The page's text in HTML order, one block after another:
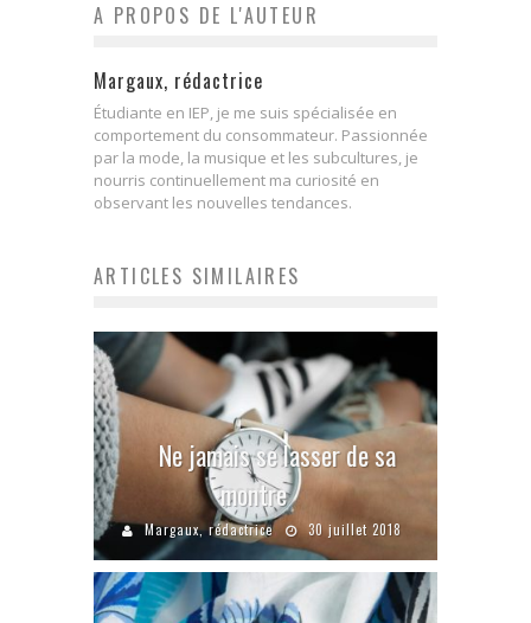
A PROPOS DE L'AUTEUR
Margaux, rédactrice
Étudiante en IEP, je me suis spécialisée en
comportement du consommateur. Passionnée
par la mode, la musique et les subcultures, je
nourris continuellement ma curiosité en
observant les nouvelles tendances.
ARTICLES SIMILAIRES
Ne jamais se lasser de sa
montre
Margaux, rédactrice 30 juillet 2018